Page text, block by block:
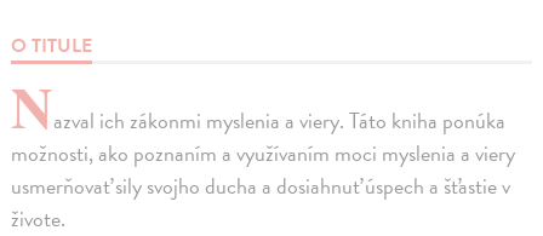
O TITULE
Nazval ich zákonmi myslenia a viery. Táto kniha ponúka
možnosti, ako poznaním a využívaním moci myslenia a viery
usmerňovať sily svojho ducha a dosiahnuť úspech a šťastie v
živote.